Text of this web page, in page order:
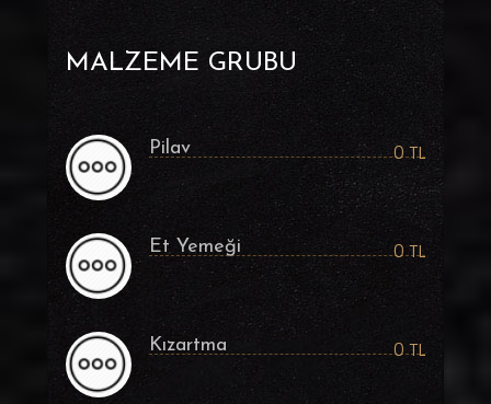
MALZEME GRUBU
Pilav 0 TL
Et Yemeği 0 TL
Kızartma 0 TL